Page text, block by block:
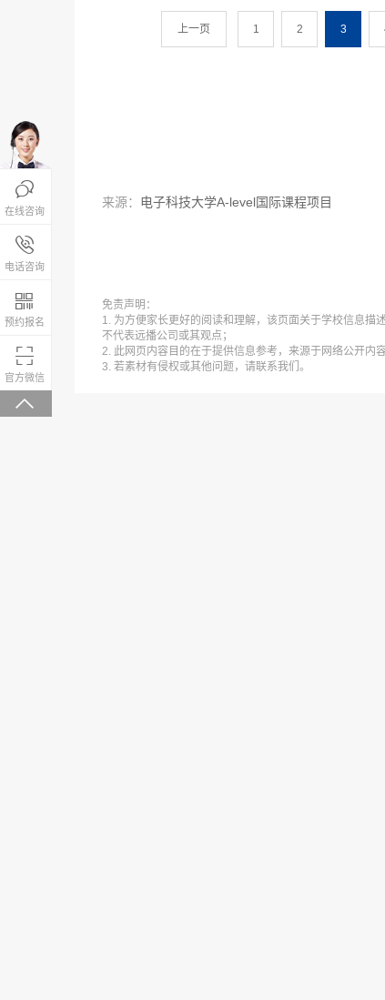
上一页 1 2 3
来源： 电子科技大学A-level国际课程项目
免责声明：
1. 为方便家长更好的阅读和理解，该页面关于学校信息描
不代表远播公司或其观点；
2. 此网页内容目的在于提供信息参考，来源于网络公开内
3. 若素材有侵权或其他问题，请联系我们。

在线咨询

电话咨询

预约报名

官方微信 微信关注，回复“学校大礼包”有惊喜
